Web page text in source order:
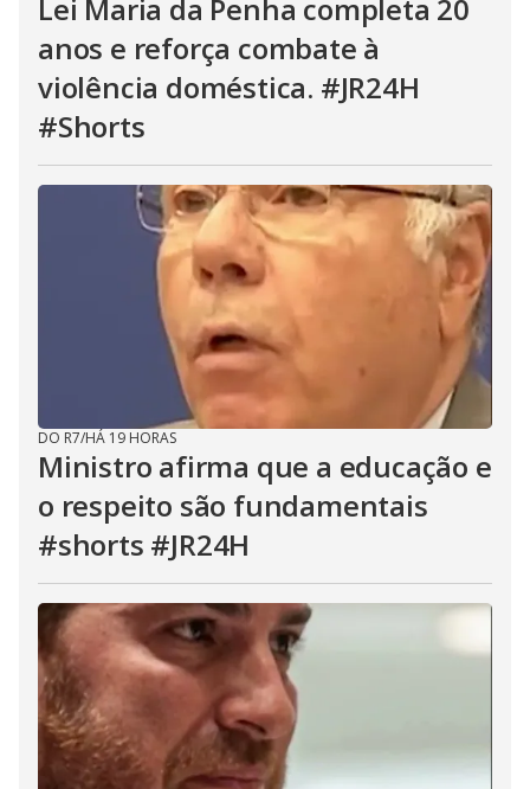
Lei Maria da Penha completa 20
anos e reforça combate à
violência doméstica. #JR24H
#Shorts
DO R7/HÁ 19 HORAS
Ministro afirma que a educação e
o respeito são fundamentais
#shorts #JR24H